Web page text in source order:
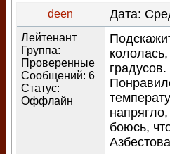
deen Дата:
Лейтенант
Группа:
Проверенные
Сообщений: 6
Статус:
Оффлайн
градусов.
боюсь,